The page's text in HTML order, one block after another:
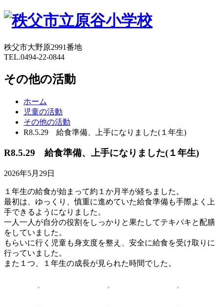
秩父市大野原2991番地
TEL.0494-22-0844
その他の活動
ホーム
児童の活動
その他の活動
R8.5.29 給食準備、上手になりました(１年生)
R8.5.29 給食準備、上手になりました(１年生)
2026年5月29日
１年生の給食が始まって約１か月半が経ちました。
最初は、ゆっくり、慎重に進めていた給食準備も手際よく上
手できるようになりました。
一人一人が自分の役割をしっかりと果たしてテキパキと配膳
をしていました。
もらいに行く児童も身支度を整え、安全に給食を受け取りに
行っていました。
また１つ、１年生の成長が見られた時間でした。